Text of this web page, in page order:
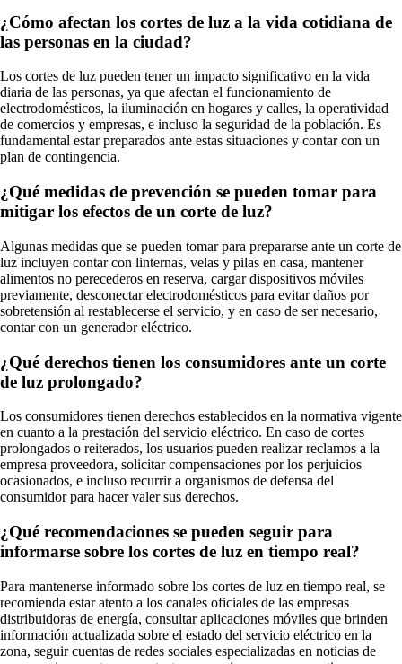
¿Cómo afectan los cortes de luz a la vida cotidiana de
las personas en la ciudad?
Los cortes de luz pueden tener un impacto significativo en la vida
diaria de las personas, ya que afectan el funcionamiento de
electrodomésticos, la iluminación en hogares y calles, la operatividad
de comercios y empresas, e incluso la seguridad de la población. Es
fundamental estar preparados ante estas situaciones y contar con un
plan de contingencia.
¿Qué medidas de prevención se pueden tomar para
mitigar los efectos de un corte de luz?
Algunas medidas que se pueden tomar para prepararse ante un corte de
luz incluyen contar con linternas, velas y pilas en casa, mantener
alimentos no perecederos en reserva, cargar dispositivos móviles
previamente, desconectar electrodomésticos para evitar daños por
sobretensión al restablecerse el servicio, y en caso de ser necesario,
contar con un generador eléctrico.
¿Qué derechos tienen los consumidores ante un corte
de luz prolongado?
Los consumidores tienen derechos establecidos en la normativa vigente
en cuanto a la prestación del servicio eléctrico. En caso de cortes
prolongados o reiterados, los usuarios pueden realizar reclamos a la
empresa proveedora, solicitar compensaciones por los perjuicios
ocasionados, e incluso recurrir a organismos de defensa del
consumidor para hacer valer sus derechos.
¿Qué recomendaciones se pueden seguir para
informarse sobre los cortes de luz en tiempo real?
Para mantenerse informado sobre los cortes de luz en tiempo real, se
recomienda estar atento a los canales oficiales de las empresas
distribuidoras de energía, consultar aplicaciones móviles que brinden
información actualizada sobre el estado del servicio eléctrico en la
zona, seguir cuentas de redes sociales especializadas en noticias de